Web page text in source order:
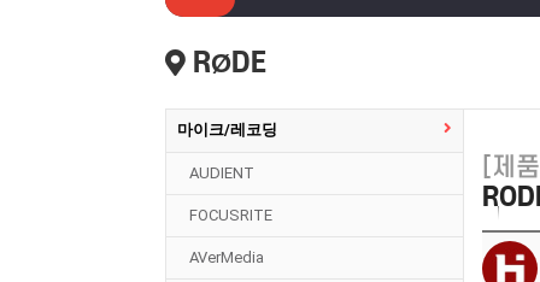
RØDE
마이크/레코딩
AUDIENT
FOCUSRITE
AVerMedia
[제